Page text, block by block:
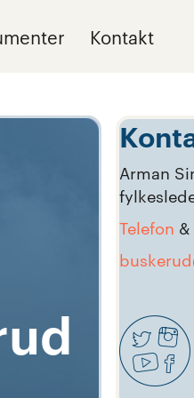
Kontakt
Arman
Telefon &